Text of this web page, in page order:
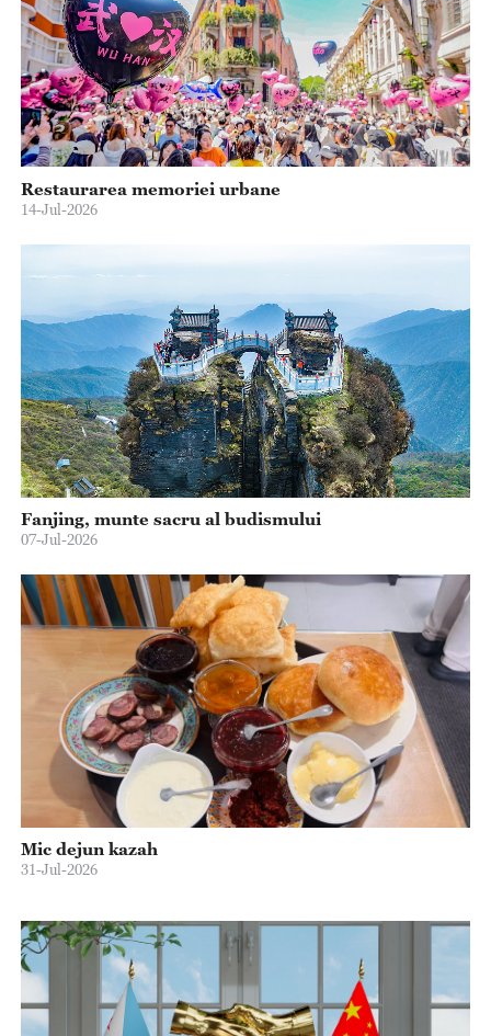
Restaurarea memoriei urbane
14-Jul-2026
Fanjing, munte sacru al budismului
07-Jul-2026
Mic dejun kazah
31-Jul-2026